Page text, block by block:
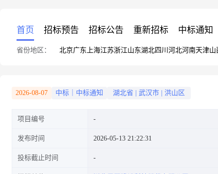
首页 招标预告 招标公告 重新招标 中标通知
省份地区： 北京广东 上海江苏浙江山东湖北四川 河北河南天津山
2026-08-07 中标｜中标通知 湖北省 武汉市 洪山区
项目编号
发布时间 2026-05-13 21:22:31
投标截止时间